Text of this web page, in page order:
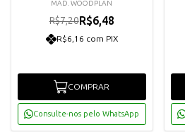
MAD. WOODPLAN
R$7,20R$6,48
R$6,16 com PIX
COMPRAR
Consulte-nos pelo WhatsApp